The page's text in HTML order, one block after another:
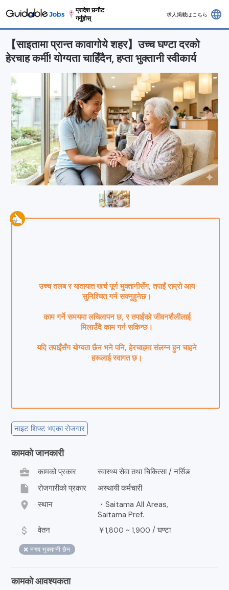
प्रादेश छनौट
गर्नुहोस्
求人掲載はこちら language
【साइतामा प्रान्त कावागोये शहर】उच्च घण्टा दरको
हेरचाह कर्मी! योग्यता चाहिँदैन, हप्ता भुक्तानी स्वीकार्य
उच्च तलब र यातायात खर्च पूर्ण भुक्तानीसँग, तपाईं राम्रो आय
सुनिश्चित गर्न सक्नुहुनेछ।
काम गर्ने समयमा लचिलापन छ, र तपाईंको जीवनशैलीलाई
मिलाउँदै काम गर्न सकिन्छ।
यदि तपाइँसँग योग्यता छैन भने पनि, हेरचाहमा संलग्न हुन चाहने
हरूलाई स्वागत छ।
नाइट शिफ्ट भएका रोजगार
कामको जानकारी
business_center
कामको प्रकार स्वास्थ्य सेवा तथा चिकित्सा / नर्सिङ
insert_drive_file रोजगारीको प्रकार अस्थायी कर्मचारी
location_on स्थान
・Saitama All Areas,
Saitama Pref.
attach_money वेतन ￥1,800 ~ 1,900 /घण्टा
❌ नगद भुक्तानी छैन
कामको आवश्यकता